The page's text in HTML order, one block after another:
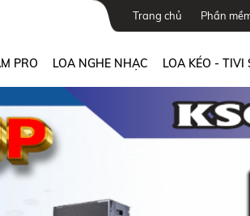
Trang chủ Phần
PRO LOA NGHE NHẠC LOA KÉO - TIVI